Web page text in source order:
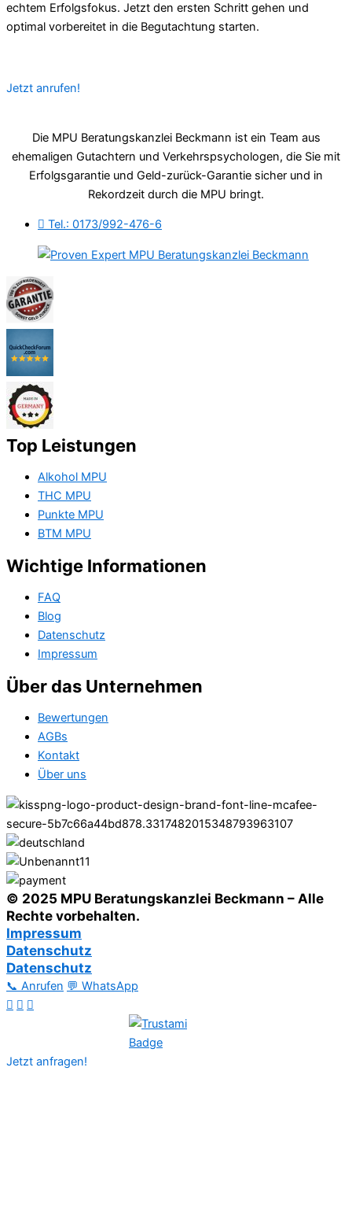
echtem Erfolgsfokus. Jetzt den ersten Schritt gehen und
optimal vorbereitet in die Begutachtung starten.
Jetzt anrufen!
Die MPU Beratungskanzlei Beckmann ist ein Team aus
ehemaligen Gutachtern und Verkehrspsychologen, die Sie mit
Erfolgsgarantie und Geld-zurück-Garantie sicher und in
Rekordzeit durch die MPU bringt.
Tel.: 0173/992-476-6
Top Leistungen
Alkohol MPU
THC MPU
Punkte MPU
BTM MPU
Wichtige Informationen
FAQ
Blog
Datenschutz
Impressum
Über das Unternehmen
Bewertungen
AGBs
Kontakt
Über uns
© 2025 MPU Beratungskanzlei Beckmann – Alle
Rechte vorbehalten.
Impressum
Datenschutz
Datenschutz
📞 Anrufen 💬 WhatsApp
Jetzt anfragen!